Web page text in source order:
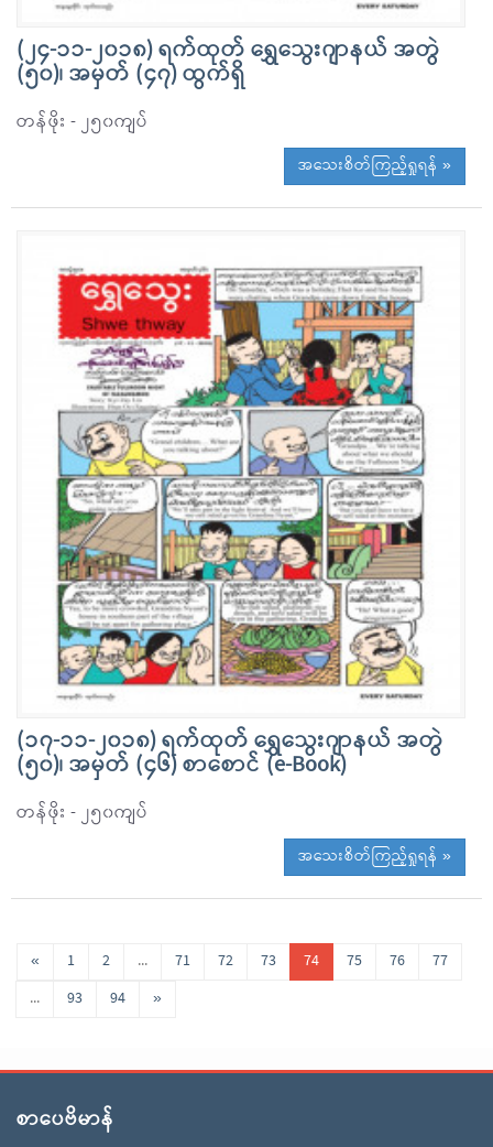
(၂၄-၁၁-၂၀၁၈) ရက်ထုတ် ရွှေသွေးဂျာနယ် အတွဲ
(၅၀)၊ အမှတ် (၄၇) ထွက်ရှိ
တန်ဖိုး - ၂၅၀ကျပ်
အသေးစိတ်ကြည့်ရှုရန် »
(၁၇-၁၁-၂၀၁၈) ရက်ထုတ် ရွှေသွေးဂျာနယ် အတွဲ
(၅၀)၊ အမှတ် (၄၆) စာစောင် (e-Book)
တန်ဖိုး - ၂၅၀ကျပ်
အသေးစိတ်ကြည့်ရှုရန် »
« 1 2 ... 71 72 73 74 75 76
77
...
93 94 »
စာပေဗိမာန်